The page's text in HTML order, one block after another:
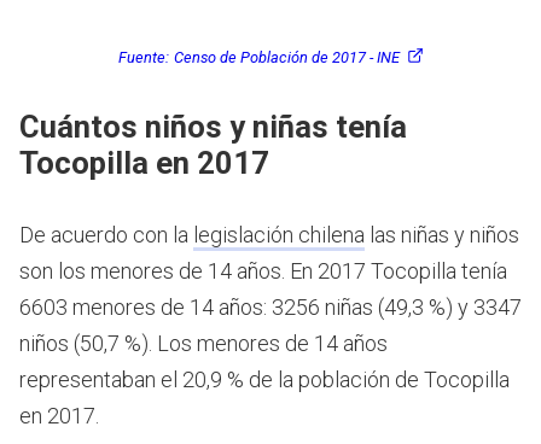
Fuente: Censo de Población de 2017 - INE
Cuántos niños y niñas tenía
Tocopilla en 2017
De acuerdo con la legislación chilena las niñas y niños
son los menores de 14 años. En 2017 Tocopilla tenía
6603 menores de 14 años: 3256 niñas (49,3 %) y 3347
niños (50,7 %). Los menores de 14 años
representaban el 20,9 % de la población de Tocopilla
en 2017.